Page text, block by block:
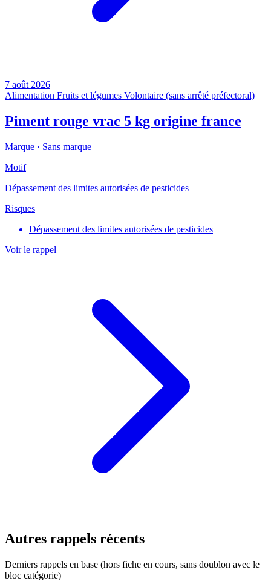
7 août 2026
Alimentation Fruits et légumes Volontaire (sans arrêté préfectoral)
Piment rouge vrac 5 kg origine france
Marque · Sans marque
Motif
Dépassement des limites autorisées de pesticides
Risques
Dépassement des limites autorisées de pesticides
Voir le rappel
Autres rappels récents
Derniers rappels en base (hors fiche en cours, sans doublon avec le
bloc catégorie)